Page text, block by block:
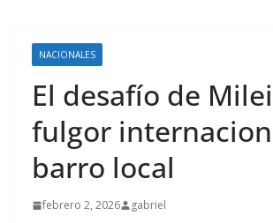
NACIONALES
El desafío de
fulgor
barro local
febrero 2, 2026 gabriel